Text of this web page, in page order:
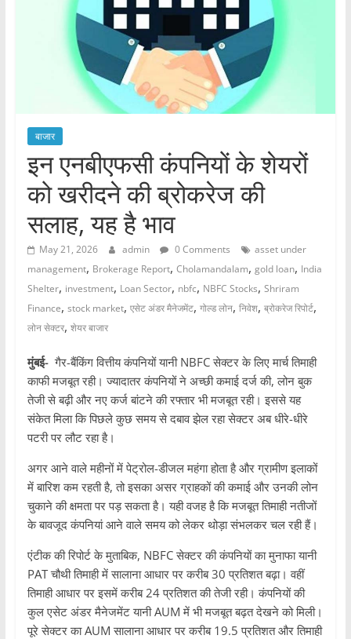
बाजार
इन एनबीएफसी कंपनियों के शेयरों
को खरीदने की ब्रोकरेज की
सलाह, यह है भाव
May 21, 2026 admin 0 Comments
asset under
management, Brokerage Report, Cholamandalam, gold loan, India
Shelter, investment, Loan Sector, nbfc, NBFC Stocks, Shriram
Finance, stock market, एसेट अंडर मैनेजमेंट, गोल्ड लोन, निवेश, ब्रोकरेज रिपोर्ट,
लोन सेक्टर, शेयर बाजार
मुंबई- गैर-बैंकिंग वित्तीय कंपनियों यानी NBFC सेक्टर के लिए मार्च तिमाही
काफी मजबूत रही। ज्यादातर कंपनियों ने अच्छी कमाई दर्ज की, लोन बुक
तेजी से बढ़ी और नए कर्ज बांटने की रफ्तार भी मजबूत रही। इससे यह
संकेत मिला कि पिछले कुछ समय से दबाव झेल रहा सेक्टर अब धीरे-धीरे
पटरी पर लौट रहा है।
अगर आने वाले महीनों में पेट्रोल-डीजल महंगा होता है और ग्रामीण इलाकों
में बारिश कम रहती है, तो इसका असर ग्राहकों की कमाई और उनकी लोन
चुकाने की क्षमता पर पड़ सकता है। यही वजह है कि मजबूत तिमाही नतीजों
के बावजूद कंपनियां आने वाले समय को लेकर थोड़ा संभलकर चल रही हैं।
एंटीक की रिपोर्ट के मुताबिक, NBFC सेक्टर की कंपनियों का मुनाफा यानी
PAT चौथी तिमाही में सालाना आधार पर करीब 30 प्रतिशत बढ़ा। वहीं
तिमाही आधार पर इसमें करीब 24 प्रतिशत की तेजी रही। कंपनियों की
कुल एसेट अंडर मैनेजमेंट यानी AUM में भी मजबूत बढ़त देखने को मिली।
पूरे सेक्टर का AUM सालाना आधार पर करीब 19.5 प्रतिशत और तिमाही